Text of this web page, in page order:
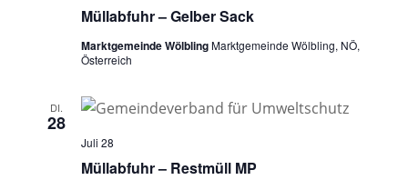
Müllabfuhr – Gelber Sack
Marktgemeinde WölblingMarktgemeinde Wölbling, NÖ,
Österreich
DI.
28
Müllabfuhr – Restmüll MP
Juli 28